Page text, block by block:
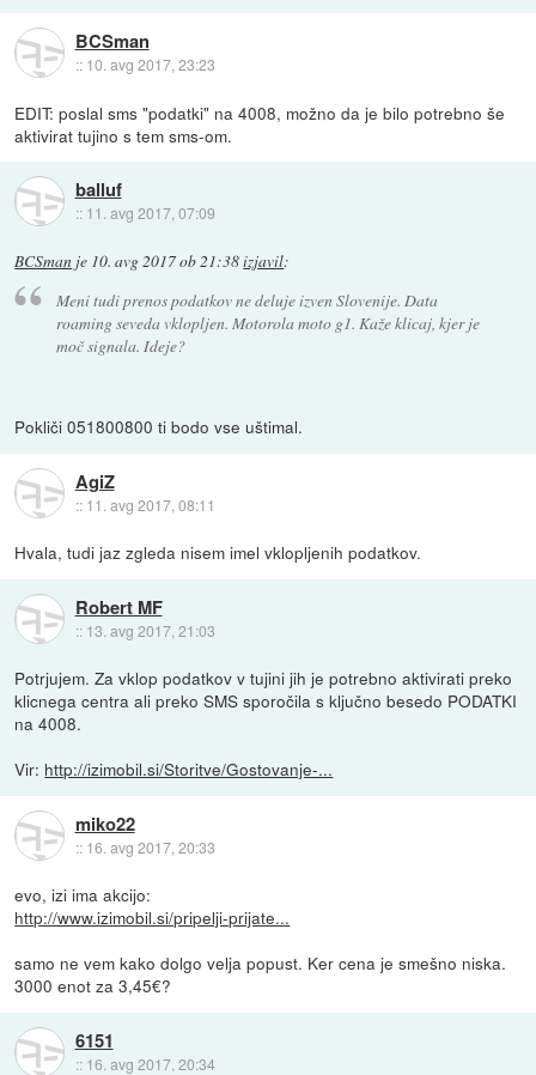
BCSman
:: 10. avg 2017, 23:23
EDIT: poslal sms "podatki" na 4008, možno da je bilo potrebno še
aktivirat tujino s tem sms-om.
balluf
:: 11. avg 2017, 07:09
BCSman je 10. avg 2017 ob 21:38izjavil:
Meni tudi prenos podatkov ne deluje izven Slovenije. Data
roaming seveda vklopljen. Motorola moto g1. Kaže klicaj, kjer je
moč signala. Ideje?
Pokliči 051800800 ti bodo vse uštimal.
AgiZ
:: 11. avg 2017, 08:11
Hvala, tudi jaz zgleda nisem imel vklopljenih podatkov.
Robert MF
:: 13. avg 2017, 21:03
Potrjujem. Za vklop podatkov v tujini jih je potrebno aktivirati preko
klicnega centra ali preko SMS sporočila s ključno besedo PODATKI
na 4008.
Vir: http://izimobil.si/Storitve/Gostovanje-...
miko22
:: 16. avg 2017, 20:33
evo, izi ima akcijo:
http://www.izimobil.si/pripelji-prijate...
samo ne vem kako dolgo velja popust. Ker cena je smešno niska.
3000 enot za 3,45€?
6151
:: 16. avg 2017, 20:34